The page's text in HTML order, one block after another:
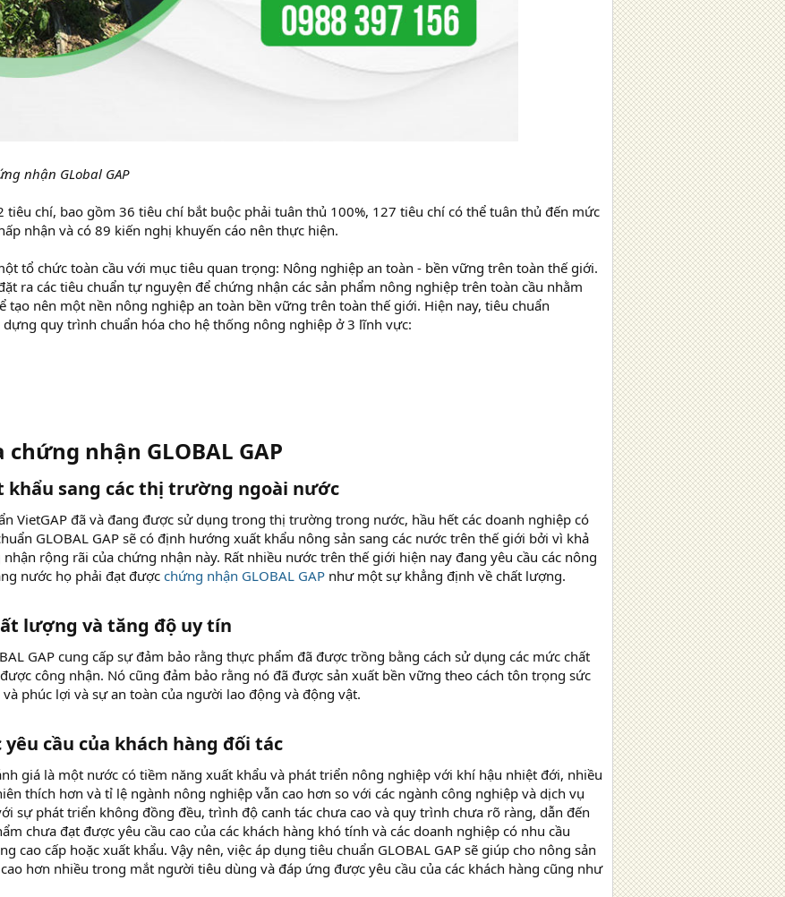
nhận GLobal GAP
tiêu chí, bao gồm 36 tiêu chí bắt buộc phải tuân thủ 100%, 127 tiêu chí có thể tuân thủ đến mức
nhận và có 89 kiến nghị khuyến cáo nên thực hiện.
tổ chức toàn cầu với mục tiêu quan trọng: Nông nghiệp an toàn - bền vững trên toàn thế giới.
ra các tiêu chuẩn tự nguyện để chứng nhận các sản phẩm nông nghiệp trên toàn cầu nhằm
tạo nên một nền nông nghiệp an toàn bền vững trên toàn thế giới. Hiện nay, tiêu chuẩn
dựng quy trình chuẩn hóa cho hệ thống nông nghiệp ở 3 lĩnh vực:
chứng nhận GLOBAL GAP​
khẩu sang các thị trường ngoài nước​
VietGAP đã và đang được sử dụng trong thị trường trong nước, hầu hết các doanh nghiệp có
GLOBAL GAP sẽ có định hướng xuất khẩu nông sản sang các nước trên thế giới bởi vì khả
rộng rãi của chứng nhận này. Rất nhiều nước trên thế giới hiện nay đang yêu cầu các nông
nước họ phải đạt được chứng nhận GLOBAL GAP như một sự khẳng định về chất lượng.
lượng và tăng độ uy tín​
GAP cung cấp sự đảm bảo rằng thực phẩm đã được trồng bằng cách sử dụng các mức chất
công nhận. Nó cũng đảm bảo rằng nó đã được sản xuất bền vững theo cách tôn trọng sức
phúc lợi và sự an toàn của người lao động và động vật.
cầu của khách hàng đối tác​
giá là một nước có tiềm năng xuất khẩu và phát triển nông nghiệp với khí hậu nhiệt đới, nhiều
thích hơn và tỉ lệ ngành nông nghiệp vẫn cao hơn so với các ngành công nghiệp và dịch vụ
sự phát triển không đồng đều, trình độ canh tác chưa cao và quy trình chưa rõ ràng, dẫn đến
chưa đạt được yêu cầu cao của các khách hàng khó tính và các doanh nghiệp có nhu cầu
cao cấp hoặc xuất khẩu. Vậy nên, việc áp dụng tiêu chuẩn GLOBAL GAP sẽ giúp cho nông sản
hơn nhiều trong mắt người tiêu dùng và đáp ứng được yêu cầu của các khách hàng cũng như